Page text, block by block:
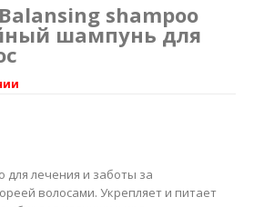
shampoo
шампунь для
для лечения и заботы за
волосами. Укрепляет и питает